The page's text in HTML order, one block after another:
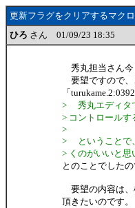
更新フラグをクリアするマクロ
ひろ さん 01/09/23 18:35
秀丸担当さん今
要望ですので、
「
> 秀丸エディタ
> コントロールす
>
> ということで
> くのがいいと思
とのことでした
要望の内容は、
頂きたいのです。